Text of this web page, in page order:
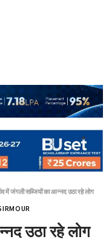
में जंगली सब्जियों का आन्नद उठा रहे लोग
उठा रहे लोग